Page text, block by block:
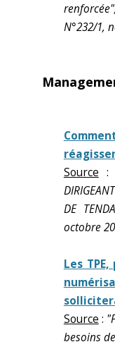
N°232/1,
Source :
DE
octobre
Les
Source :
besoins